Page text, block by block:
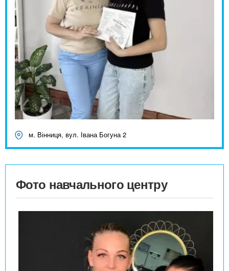
м. Вінниця, вул. Івана Богуна 2
Фото навчального центру